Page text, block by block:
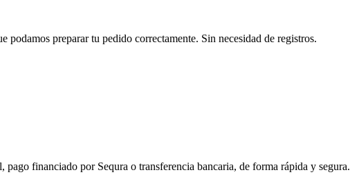
podamos preparar tu pedido correctamente. Sin necesidad de registros.
financiado por Sequra o transferencia bancaria, de forma rápida y segura.